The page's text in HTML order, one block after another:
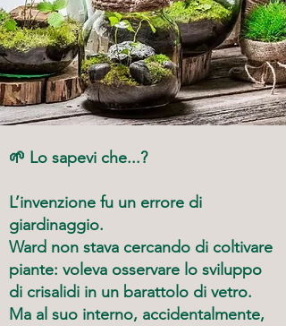
🌱 Lo sapevi che...?
L’invenzione fu un errore di
giardinaggio.
Ward non stava cercando di coltivare
piante: voleva osservare lo sviluppo
di crisalidi in un barattolo di vetro.
Ma al suo interno, accidentalmente,